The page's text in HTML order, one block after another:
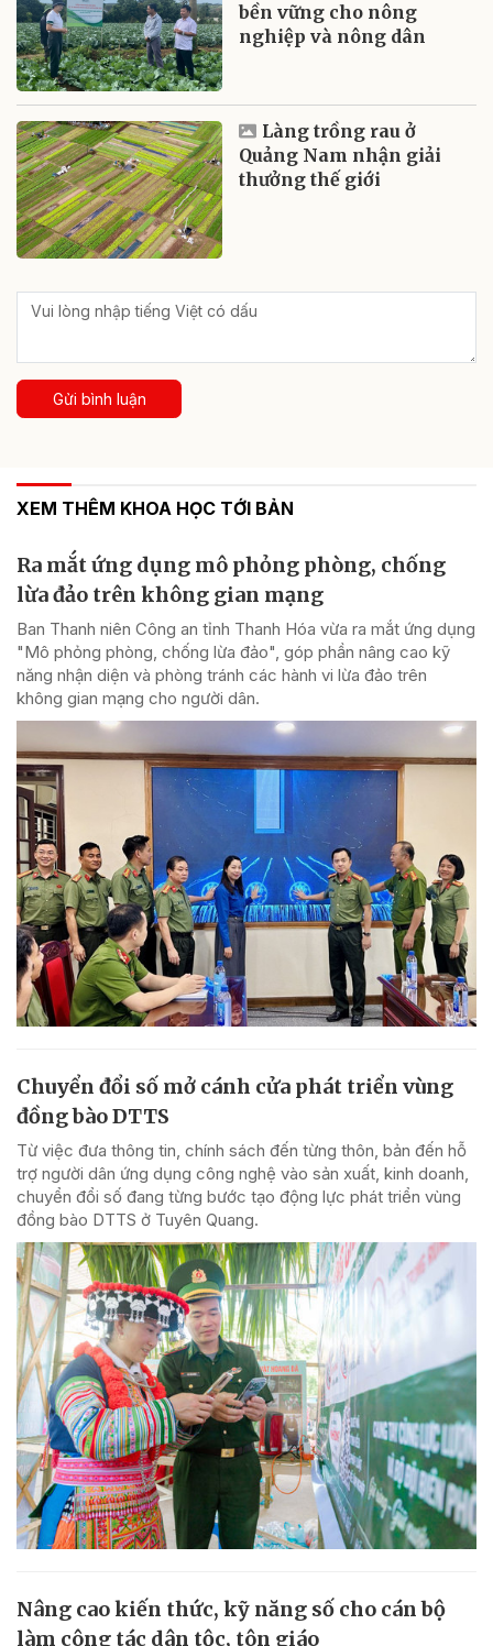
bền vững cho nông
nghiệp và nông dân
Làng trồng rau ở
Quảng Nam nhận giải
thưởng thế giới
Gửi bình luận
XEM THÊM KHOA HỌC TỚI BẢN
Ra mắt ứng dụng mô phỏng phòng, chống
lừa đảo trên không gian mạng
Ban Thanh niên Công an tỉnh Thanh Hóa vừa ra mắt ứng dụng
"Mô phỏng phòng, chống lừa đảo", góp phần nâng cao kỹ
năng nhận diện và phòng tránh các hành vi lừa đảo trên
không gian mạng cho người dân.
Chuyển đổi số mở cánh cửa phát triển vùng
đồng bào DTTS
Từ việc đưa thông tin, chính sách đến từng thôn, bản đến hỗ
trợ người dân ứng dụng công nghệ vào sản xuất, kinh doanh,
chuyển đổi số đang từng bước tạo động lực phát triển vùng
đồng bào DTTS ở Tuyên Quang.
Nâng cao kiến thức, kỹ năng số cho cán bộ
làm công tác dân tộc, tôn giáo